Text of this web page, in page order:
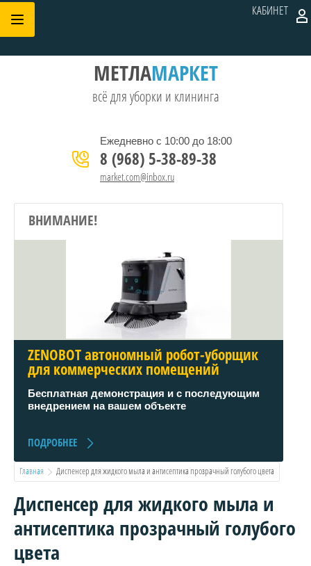
КАБИНЕТ
МЕТЛАМАРКЕТ
всё для уборки и клининга
Ежедневно с 10:00 до 18:00
8 (968) 5-38-89-38
market.com@inbox.ru
ВНИМАНИЕ!
ZENOBOT автономный робот-уборщик
для коммерческих помещений
Бесплатная демонстрация и с последующим
внедрением на вашем объекте
ПОДРОБНЕЕ
Главная
  Диспенсер для жидкого мыла и антисептика прозрачный голубого цвета
Диспенсер для жидкого мыла и
антисептика прозрачный голубого
цвета